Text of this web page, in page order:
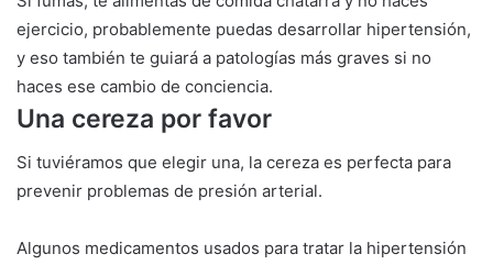
ejercicio, probablemente puedas desarrollar hipertensión,
y eso también te guiará a patologías más graves si no
haces ese cambio de conciencia.
Una cereza por favor
Si tuviéramos que elegir una, la cereza es perfecta para
prevenir problemas de presión arterial.
Algunos medicamentos usados para tratar la hipertensión